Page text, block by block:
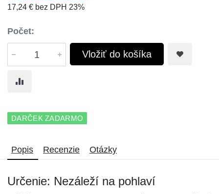
17,24 € bez DPH 23%
Počet:
Vložiť do košíka
DARČEK ZADARMO
Popis Recenzie Otázky
Určenie: Nezáleží na pohlaví